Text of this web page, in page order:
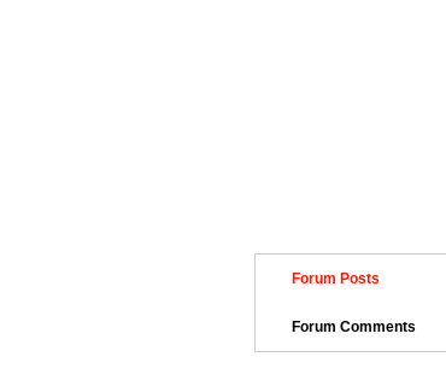
Forum Posts
Forum Comments